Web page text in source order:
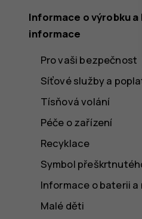
Informace o výrobku
informace
Pro vaši bezpečnost
Síťové služby a
Tísňová volání
Péče o zařízení
Recyklace
Symbol
Informace o baterii
Malé děti